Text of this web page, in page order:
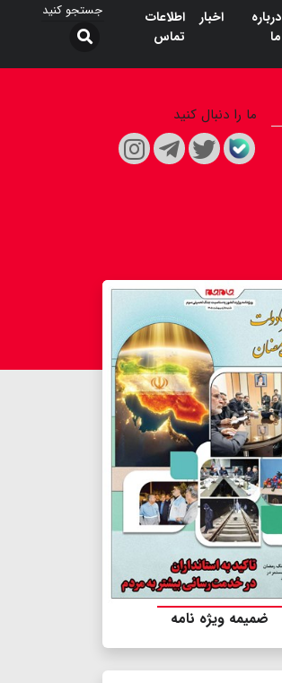
درباره
ما
اخبار
اطلاعات
تماس
ما را دنبال کنید
ضمیمه ویژه نامه